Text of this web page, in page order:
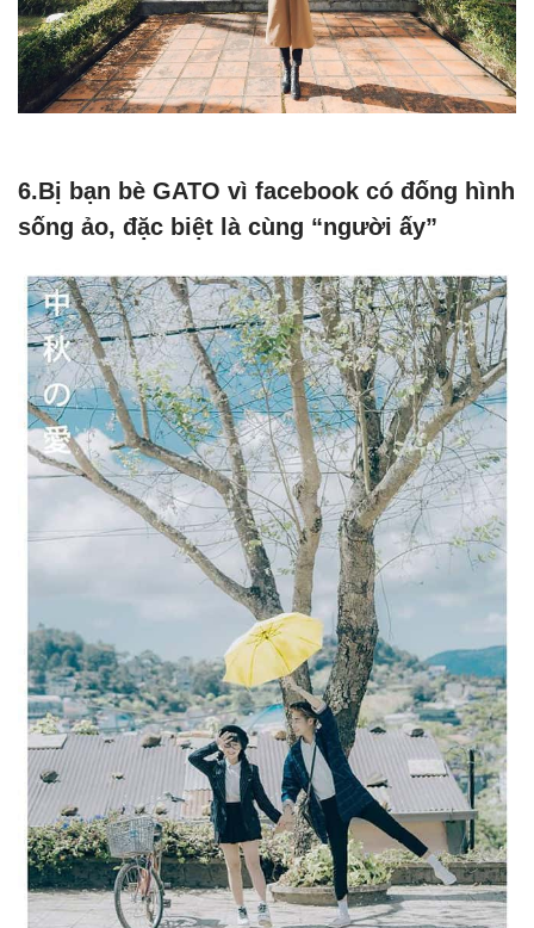
6.Bị bạn bè GATO vì facebook có đống hình
sống ảo, đặc biệt là cùng “người ấy”